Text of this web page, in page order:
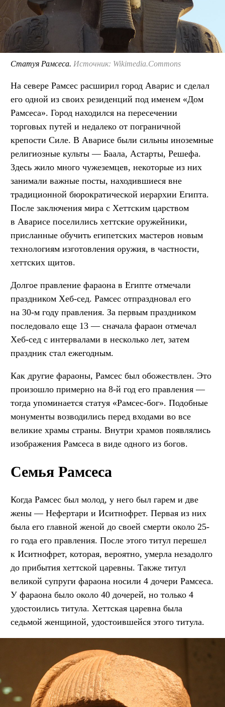
Статуя Рамсеса. Источник: Wikimedia.Commons
На севере Рамсес расширил город Аварис и сделал
его одной из своих резиденций под именем «Дом
Рамсеса». Город находился на пересечении
торговых путей и недалеко от пограничной
крепости Силе. В Аварисе были сильны иноземные
религиозные культы — Баала, Астарты, Решефа.
Здесь жило много чужеземцев, некоторые из них
занимали важные посты, находившиеся вне
традиционной бюрократической иерархии Египта.
После заключения мира с Хеттским царством
в Аварисе поселились хеттские оружейники,
присланные обучить египетских мастеров новым
технологиям изготовления оружия, в частности,
хеттских щитов.
Долгое правление фараона в Египте отмечали
праздником Хеб-сед. Рамсес отпраздновал его
на 30-м году правления. За первым праздником
последовало еще 13 — сначала фараон отмечал
Хеб-сед с интервалами в несколько лет, затем
праздник стал ежегодным.
Как другие фараоны, Рамсес был обожествлен. Это
произошло примерно на 8-й год его правления —
тогда упоминается статуя «Рамсес-бог». Подобные
монументы возводились перед входами во все
великие храмы страны. Внутри храмов появлялись
изображения Рамсеса в виде одного из богов.
Семья Рамсеса
Когда Рамсес был молод, у него был гарем и две
жены — Нефертари и Иситнофрет. Первая из них
была его главной женой до своей смерти около 25-
го года его правления. После этого титул перешел
к Иситнофрет, которая, вероятно, умерла незадолго
до прибытия хеттской царевны. Также титул
великой супруги фараона носили 4 дочери Рамсеса.
У фараона было около 40 дочерей, но только 4
удостоились титула. Хеттская царевна была
седьмой женщиной, удостоившейся этого титула.